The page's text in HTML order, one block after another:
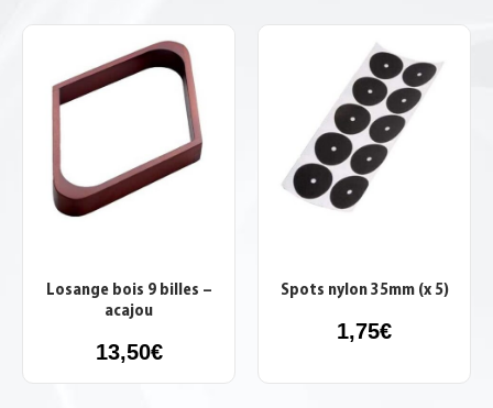
Losange bois 9 billes –
acajou
13,50€
Spots nylon 35mm (x 5)
1,75€